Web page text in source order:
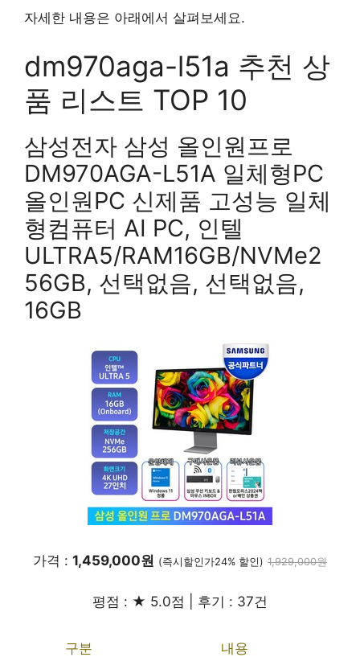
자세한 내용은 아래에서 살펴보세요.
dm970aga-l51a 추천 상
품 리스트 TOP 10
삼성전자 삼성 올인원프로
DM970AGA-L51A 일체형PC
올인원PC 신제품 고성능 일체
형컴퓨터 AI PC, 인텔
ULTRA5/RAM16GB/NVMe2
56GB, 선택없음, 선택없음,
16GB
가격 : 1,459,000원 (즉시할인가24% 할인) 1,929,000원
평점 : ★ 5.0점 | 후기 : 37건
구분 내용